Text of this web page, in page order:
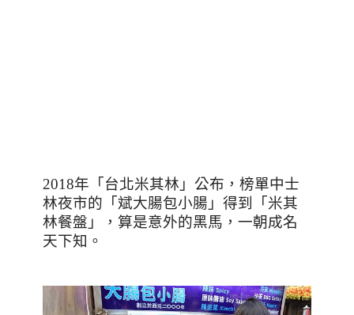
2018年「台北米其林」公布，榜單中士
林夜市的「斌大腸包小腸」得到「米其
林餐盤」，算是意外的黑馬，一朝成名
天下知。